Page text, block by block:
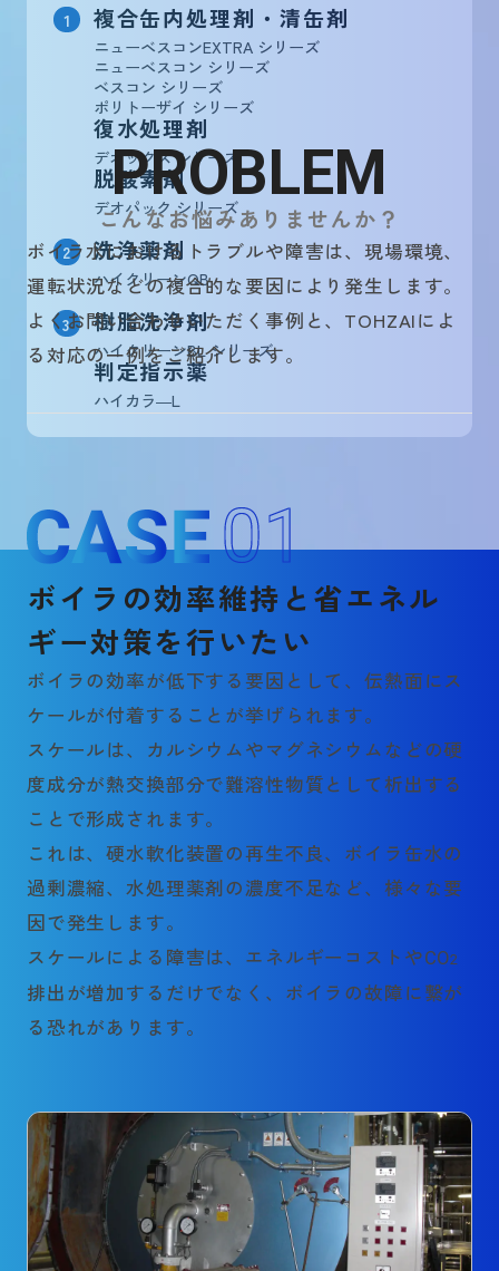
1 複合缶内処理剤・清缶剤
ニューベスコンEXTRA シリーズ
ニューベスコン シリーズ
ベスコン シリーズ
ポリトーザイ シリーズ
復水処理剤
デオックス シリーズ
脱酸素剤
デオパック シリーズ
2
洗浄薬剤
ハイクリーンQB
3
樹脂洗浄剤
ハイクリーンBL シリーズ
判定指示薬
ハイカラ―L
PROBLEM
こんなお悩みありませんか？
ボイラ水におけるトラブルや障害は、現場環境、
運転状況などの複合的な要因により発生します。
よくお問い合わせいただく事例と、TOHZAIによ
る対応の一例をご紹介します。
01
ボイラの効率維持と省エネル
ギー対策を行いたい
ボイラの効率が低下する要因として、伝熱面にス
ケールが付着することが挙げられます。
スケールは、カルシウムやマグネシウムなどの硬
度成分が熱交換部分で難溶性物質として析出する
ことで形成されます。
これは、硬水軟化装置の再生不良、ボイラ缶水の
過剰濃縮、水処理薬剤の濃度不足など、様々な要
因で発生します。
スケールによる障害は、エネルギーコストやCO2
排出が増加するだけでなく、ボイラの故障に繋が
る恐れがあります。